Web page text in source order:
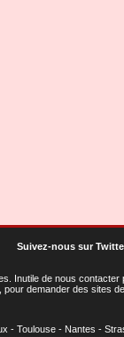
Suivez-nous sur
. Inutile de nous
demander des sites
- Toulouse - Nantes -